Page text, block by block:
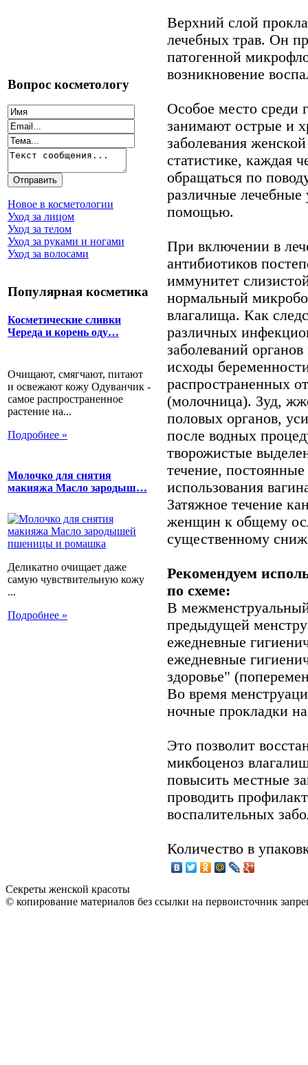
Вопрос косметологу
Новое в косметологии
Уход за лицом
Уход за телом
Уход за руками и ногами
Уход за волосами
Популярная косметика
Косметические сливки
Череда и корень оду…
Очищают, смягчают, питают
и освежают кожу Одуванчик -
самое распространенное
растение на...
Подробнее »
Молочко для снятия
макияжа Масло зародыш…
Деликатно очищает даже
самую чувствительную кожу
...
Подробнее »
Верхний слой
лечебных трав. Он
патогенной
возникновение
Особое место среди
занимают острые и
заболевания
статистике, каждая
обращаться по
различные
помощью.
При включении в
антибиотиков
иммунитет
нормальный
влагалища. Как
различных
заболеваний
исходы
распространенных
(молочница). Зуд,
половых органов,
после водных
творожистые
течение,
использования
Затяжное течение
женщин к общему
существенному
Рекомендуем
по схеме:
В
предыдущей
ежедневные
ежедневные
здоровье"
Во время
ночные прокладки
Это позволит
микбоценоз
повысить местные
проводить
воспалительных
Количество в
Секреты женской красоты
© копирование материалов без ссылки на первоисточник